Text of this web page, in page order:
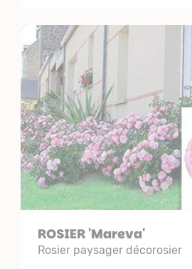
ROSIER 'Mareva'
Rosier paysager décorosier